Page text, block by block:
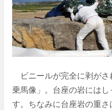
ビニールが完全に剥がさ
乗馬像」。台座の岩には
す。ちなみに台座岩の重